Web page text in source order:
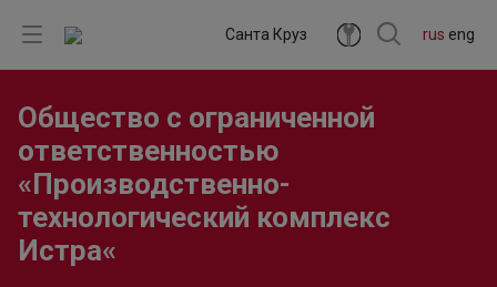
rus eng
Санта Круз
Общество с ограниченной
ответственностью
«Производственно-
технологический комплекс
Истра«